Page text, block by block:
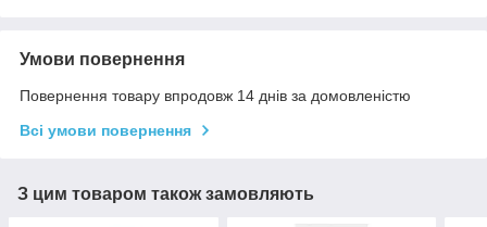
Умови повернення
Повернення товару впродовж 14 днів за домовленістю
Всі умови повернення
З цим товаром також замовляють